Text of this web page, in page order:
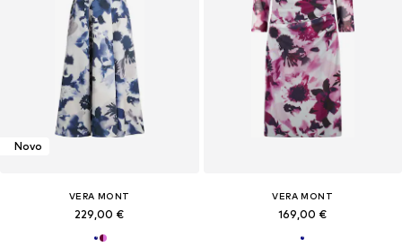
Novo
VERA MONT
229,00 €
VERA MONT
169,00 €